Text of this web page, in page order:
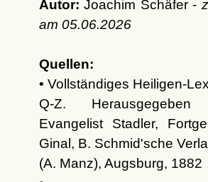
Autor: Joachim Schäfer -
am 05.06.2026
Quellen:
• Vollständiges Heiligen-
Q-Z.
Evangelist Stadler,
Ginal, B. Schmid'sche
(A. Manz), Augsburg, 1882